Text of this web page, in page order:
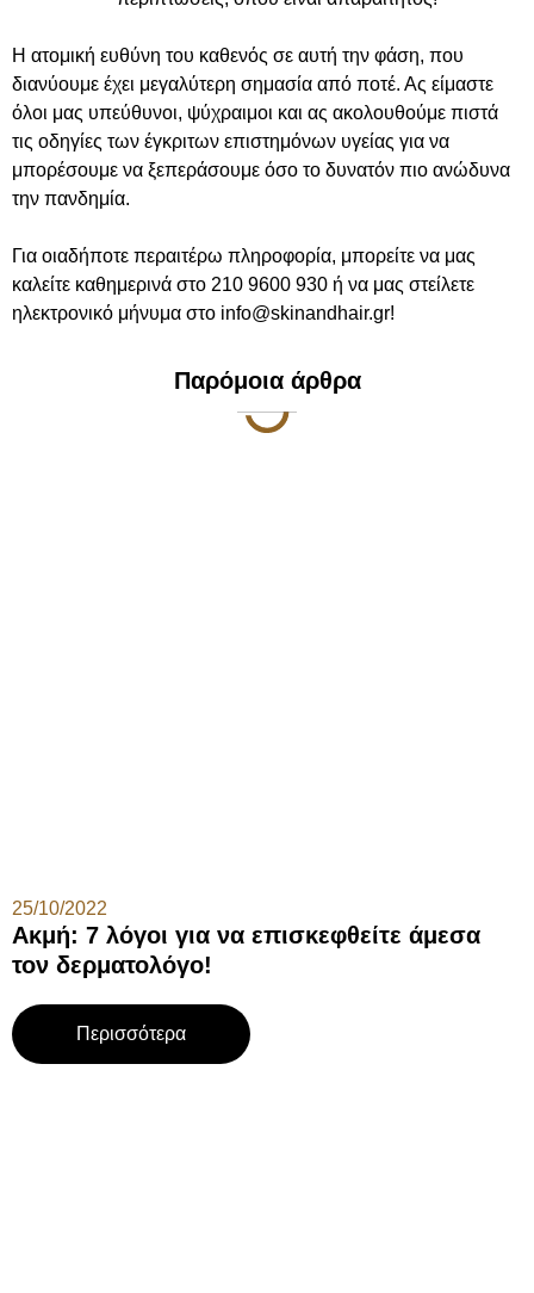
Η ατομική ευθύνη του καθενός σε αυτή την φάση, που
διανύουμε έχει μεγαλύτερη σημασία από ποτέ. Ας είμαστε
όλοι μας υπεύθυνοι, ψύχραιμοι και ας ακολουθούμε πιστά
τις οδηγίες των έγκριτων επιστημόνων υγείας για να
μπορέσουμε να ξεπεράσουμε όσο το δυνατόν πιο ανώδυνα
την πανδημία.
Για οιαδήποτε περαιτέρω πληροφορία, μπορείτε να μας
καλείτε καθημερινά στο 210 9600 930 ή να μας στείλετε
ηλεκτρονικό μήνυμα στο info@skinandhair.gr!
Παρόμοια άρθρα
Ακμή: 7 λόγοι για να επισκεφθείτε άμεσα
τον δερματολόγο!
25/10/2022
Περισσότερα